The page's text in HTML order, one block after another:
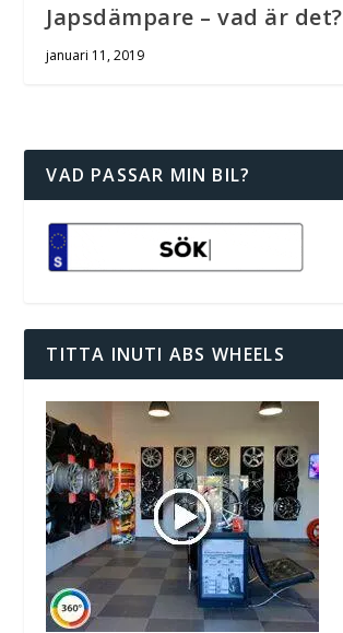
Japsdämpare – vad är det?
januari 11, 2019
VAD PASSAR MIN BIL?
TITTA INUTI ABS WHEELS